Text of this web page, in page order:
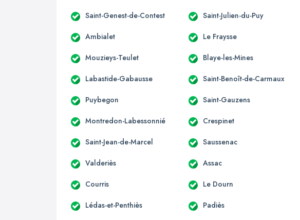
Saint-Genest-de-Contest Saint-Julien-du-Puy
Ambialet Le Fraysse
Mouzieys-Teulet Blaye-les-Mines
Labastide-Gabausse Saint-Benoît-de-Carmaux
Puybegon Saint-Gauzens
Montredon-Labessonnié Crespinet
Saint-Jean-de-Marcel Saussenac
Valderiès Assac
Courris Le Dourn
Lédas-et-Penthiès Padiès